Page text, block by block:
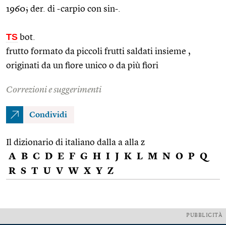
1960; der. di -carpio con sin-.
TS bot.
frutto formato da piccoli frutti saldati insieme ,
originati da un fiore unico o da più fiori
Correzioni e suggerimenti
Condividi
Il dizionario di italiano dalla a alla z
A B C D E F G H I J K L M N O P Q
R S T U V W X Y Z
PUBBLICITÀ